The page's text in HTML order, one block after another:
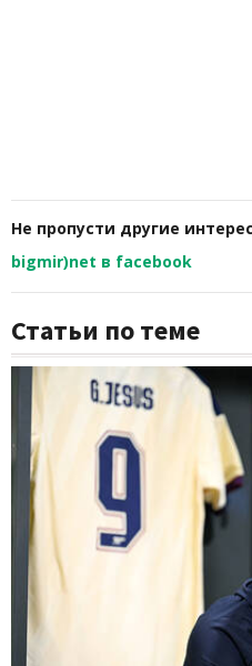
Не пропусти другие
bigmir)net в facebook
Статьи по теме